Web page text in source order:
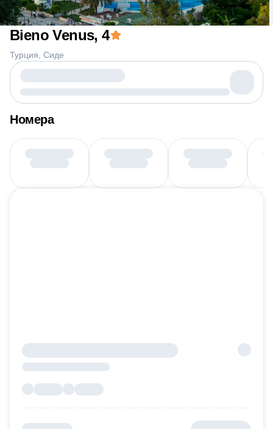
Bieno Venus, 4
Турция Сиде
Номера